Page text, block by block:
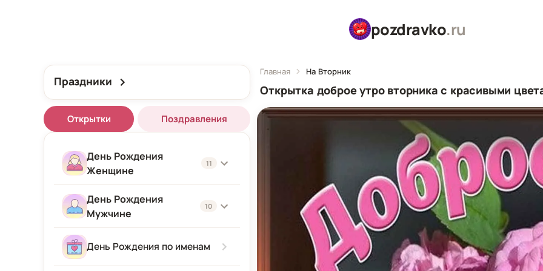
pozdravko.ru
Праздники
Открытки Поздравления
День Рождения
Женщине
11
Женщине
Подруге
Девушке
День Рождения
Мужчине
10
Мужчине
День Рождения по именам
Главная На Вторник
Открытка доброе утро вторника с красивыми